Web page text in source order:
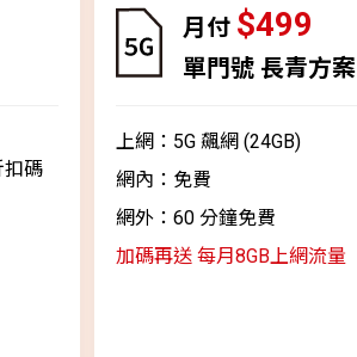
扣碼
月付 $499
單門號 長青方案
上網：5G 飆網 (24GB)
網內：免費
網外：60 分鐘免費
加碼再送 每月8GB上網流量